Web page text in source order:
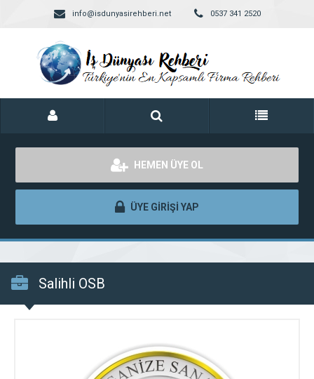
info@isdunyasirehberi.net 0537 341 2520
HEMEN ÜYE OL
ÜYE GİRİŞİ YAP
Salihli OSB